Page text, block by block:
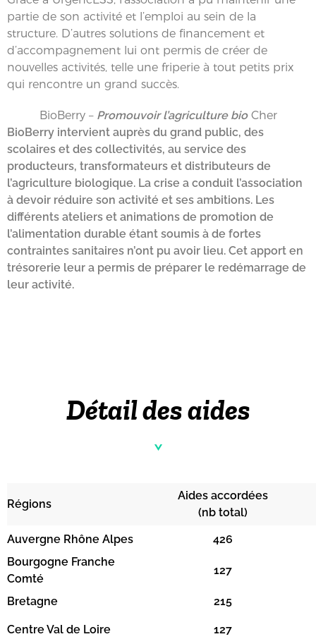
partie de son activité et l’emploi au sein de la
structure. D’autres solutions de financement et
d’accompagnement lui ont permis de créer de
nouvelles activités, telle une friperie à tout petits prix
qui rencontre un grand succès.
BioBerry – Promouvoir l’agriculture bioCher
BioBerry intervient auprès du grand public, des
scolaires et des collectivités, au service des
producteurs, transformateurs et distributeurs de
l’agriculture biologique. La crise a conduit l’association
à devoir réduire son activité et ses ambitions. Les
différents ateliers et animations de promotion de
l’alimentation durable étant soumis à de fortes
contraintes sanitaires n’ont pu avoir lieu. Cet apport en
trésorerie leur a permis de préparer le redémarrage de
leur activité.
Détail des aides
Régions
Aides accordées
(nb total)
Auvergne Rhône Alpes
426
Bourgogne Franche
Comté
127
Bretagne 215
Centre Val de Loire 127